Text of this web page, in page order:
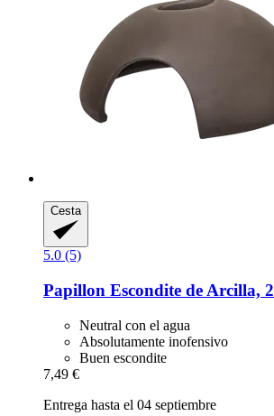
Cesta
5.0 (5)
Papillon Escondite de Arcilla, 2
Neutral con el agua
Absolutamente inofensivo
Buen escondite
7,49 €
Entrega hasta el 04 septiembre